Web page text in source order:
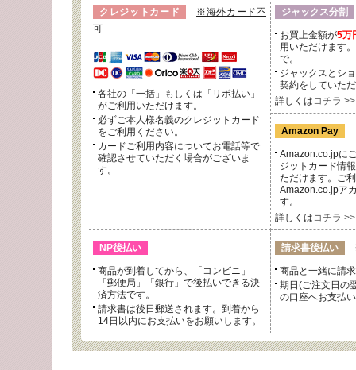
クレジットカード
※海外カード不
可
各社の「一括」もしくは「リボ払い」
がご利用いただけます。
必ずご本人様名義のクレジットカード
をご利用ください。
カードご利用内容についてお電話等で
確認させていただく場合がございま
す。
ジャックス分割
お買上金額が5万
用いただけます
で。
ジャックスとシ
契約をしていた
詳しくはコチラ >>
Amazon Pay
Amazon.co.jpに
ジットカード情
ただけます。ご
Amazon.co.jpア
す。
詳しくはコチラ >>
NP後払い
商品が到着してから、「コンビニ」
「郵便局」「銀行」で後払いできる決
済方法です。
請求書は後日郵送されます。到着から
14日以内にお支払いをお願いします。
請求書後払い
商品と一緒に請
期日(ご注文日の
の口座へお支払